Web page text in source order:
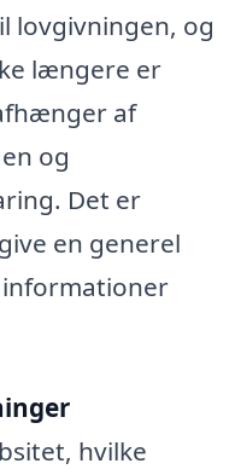
lovgivningen, og
længere er
af
og
Det er
en generel
hvilke